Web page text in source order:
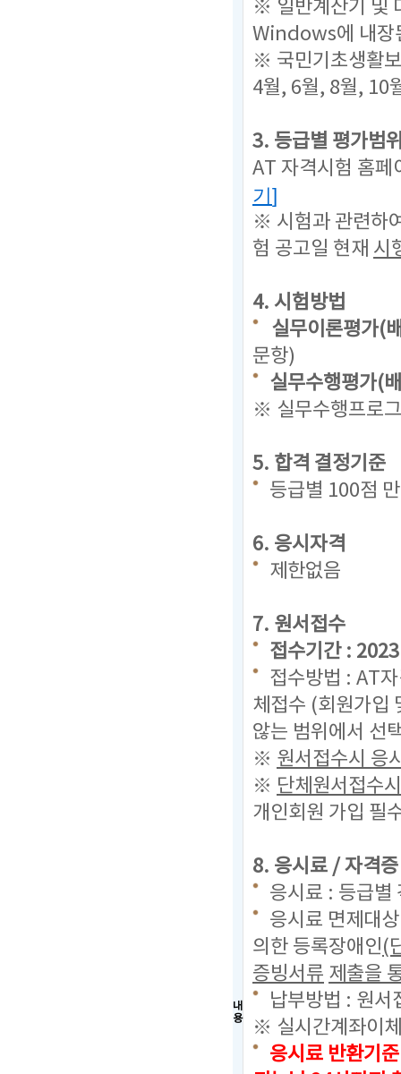
내
용
※ 일반계산기 및
Windows에 내장
※ 국민기초생활
4월, 6월, 8월, 10
3. 등급별 평가범
AT 자격시험 홈페
기]
※ 시험과 관련하
험 공고일 현재 시
4. 시험방법
실무이론평가(
문항)
실무수행평가(
※ 실무수행프로
5. 합격 결정기준
등급별 100점
6. 응시자격
제한없음
7. 원서접수
접수기간 :
접수방법 : AT
체접수 (회원가입
않는 범위에서 선
※ 원서접수시 응
※ 단체원서접수
개인회원 가입 필
8. 응시료 / 자격
응시료 : 등급
응시료 면제대
의한 등록장애인(
증빙서류 제출을
납부방법 : 원서
※ 실시간계좌이
응시료 반환기